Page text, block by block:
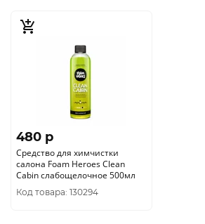
480 p
Средство для химчистки
салона Foam Heroes Clean
Cabin слабощелочное 500мл
Код товара: 130294